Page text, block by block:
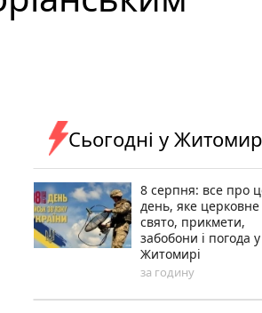
Сьогодні у
8 серпня: все про
день, яке церковне
свято, прикмети,
забобони і погода у
Житомирі
за годину